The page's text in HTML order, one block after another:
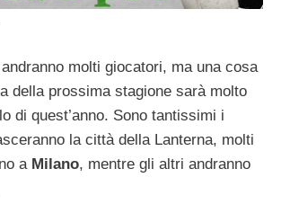
molti giocatori, ma una cosa
della prossima stagione sarà molto
di quest’anno. Sono tantissimi i
la città della Lanterna, molti
a Milano, mentre gli altri andranno